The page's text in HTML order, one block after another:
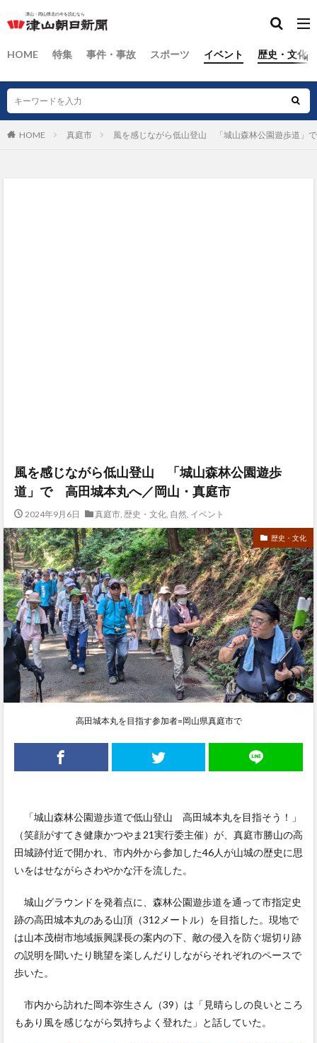
HOME 特集 事件・事故 スポーツ イベント 歴史・文化
HOME 真庭市 風を感じながら低山登山 「城山森林公園遊歩道」
風を感じながら低山登山 「城山森林公園遊歩
道」で 高田城本丸へ／岡山・真庭市
2024年9月6日 真庭市, 歴史・文化, 自然, イベント
歴史・文化
高田城本丸を目指す参加者=岡山県真庭市で
「城山森林公園遊歩道で低山登山 高田城本丸を目指そう！」
（笑顔がすてき健康かつやま21実行委主催）が、真庭市勝山の高
田城跡付近で開かれ、市内外から参加した46人が山城の歴史に思
いをはせながらさわやかな汗を流した。
城山グラウンドを発着点に、森林公園遊歩道を通って市指定史
跡の高田城本丸のある山頂（312メートル）を目指した。現地で
は山本茂樹市地域振興課長の案内の下、敵の侵入を防ぐ堀切り跡
の説明を聞いたり眺望を楽しんだりしながらそれぞれのペースで
歩いた。
市内から訪れた岡本弥生さん（39）は「見晴らしの良いところ
もあり風を感じながら気持ちよく登れた」と話していた。